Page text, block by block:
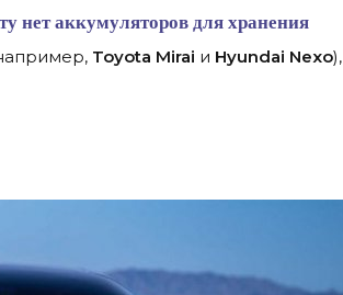
нет аккумуляторов для хранения
Toyota Mirai и Hyundai Nexo),